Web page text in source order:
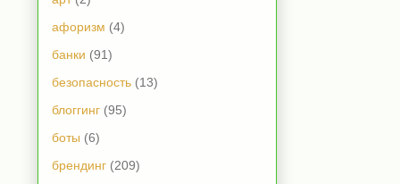
афоризм (4)
банки (91)
безопасность (13)
блоггинг (95)
боты (6)
брендинг (209)